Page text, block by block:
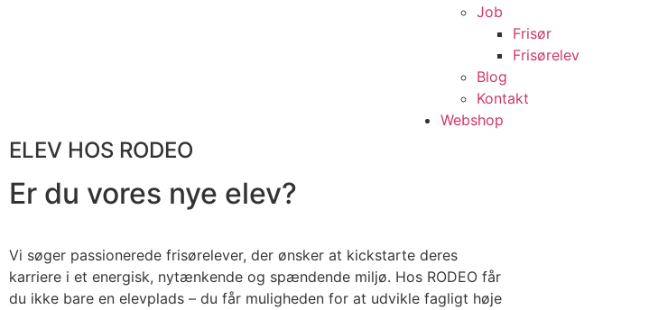
Job
Frisør
Frisørelev
Blog
Kontakt
Webshop
ELEV HOS RODEO
Er du vores nye elev?
Vi søger passionerede frisørelever, der ønsker at kickstarte deres
karriere i et energisk, nytænkende og spændende miljø. Hos RODEO får
du ikke bare en elevplads – du får muligheden for at udvikle fagligt høje